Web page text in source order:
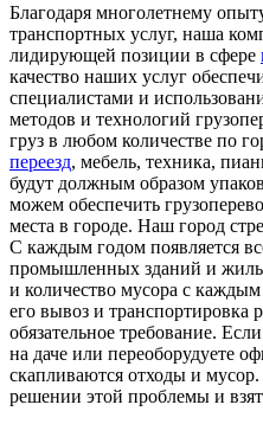
Благодаря многолетнему
транспортных услуг, наша
лидирующей позиции в сфере
качество наших услуг
специалистами и
методов и технологий
груз в любом количестве по
переезд, мебель, техника,
будут должным образом
можем обеспечить
места в городе. Наш город
С каждым годом появляется
промышленных зданий и
и количество мусора с
его вывоз и транспортировка
обязательное требование.
на даче или переоборудуете
скапливаются отходы и
решении этой проблемы и